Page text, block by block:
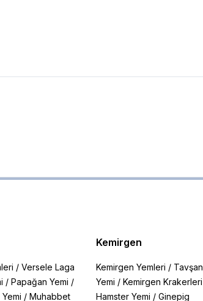
/ Versele Laga
/ Papağan Yemi /
/ Muhabbet
Kemirgen
Kemirgen Yemleri / Tavşan
Yemi / Kemirgen Krakerleri
Hamster Yemi / Ginepig